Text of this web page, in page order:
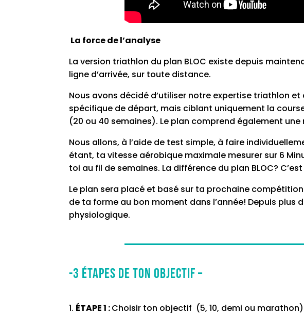
La force de l’analyse
La version triathlon du plan BLOC existe depuis
ligne d’arrivée, sur toute distance.
Nous avons décidé d’utiliser notre expertise triathlon et
spécifique de départ, mais ciblant uniquement la
(20 ou 40 semaines). Le plan comprend également
Nous allons, à l’aide de test simple, à faire
étant, ta vitesse aérobique maximale mesurer sur 6
toi au fil de semaines. La différence du plan BLOC?
Le plan sera placé et basé sur ta prochaine
de ta forme au bon moment dans l’année! Depuis plus
physiologique.
-3 ÉTAPES DE TON OBJECTIF –
ÉTAPE 1 :Choisir ton objectif (5, 10, demi ou